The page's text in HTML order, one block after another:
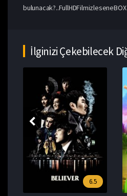
İlginizi Çekebilecek
6.5